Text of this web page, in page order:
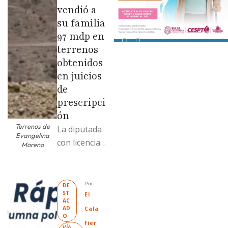
Terrenos de
Evangelina
Moreno
vendió a
su familia
97 mdp en
terrenos
obtenidos
en juicios
de
prescripci
ón
La diputada
con licencia
antecedente
s de
prescripción
positiva; uno
DE
ST
AC
AD
O
Por:
El
Cala
fier